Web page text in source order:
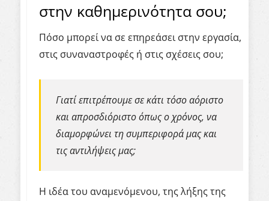
στην καθημερινότητα σου;
Πόσο μπορεί να σε επηρεάσει στην εργασία,
στις συναναστροφές ή στις σχέσεις σου;
Γιατί επιτρέπουμε σε κάτι τόσο αόριστο
και απροσδιόριστο όπως ο χρόνος, να
διαμορφώνει τη συμπεριφορά μας και
τις αντιλήψεις μας;
Η ιδέα του αναμενόμενου, της λήξης της